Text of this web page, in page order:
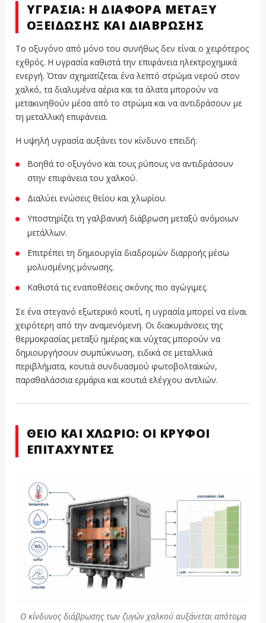
ΥΓΡΑΣΊΑ: Η ΔΙΑΦΟΡΆ ΜΕΤΑΞΎ
ΟΞΕΊΔΩΣΗΣ ΚΑΙ ΔΙΆΒΡΩΣΗΣ
Το οξυγόνο από μόνο του συνήθως δεν είναι ο χειρότερος
εχθρός. Η υγρασία καθιστά την επιφάνεια ηλεκτροχημικά
ενεργή. Όταν σχηματίζεται ένα λεπτό στρώμα νερού στον
χαλκό, τα διαλυμένα αέρια και τα άλατα μπορούν να
μετακινηθούν μέσα από το στρώμα και να αντιδράσουν με
τη μεταλλική επιφάνεια.
Η υψηλή υγρασία αυξάνει τον κίνδυνο επειδή:
Βοηθά το οξυγόνο και τους ρύπους να αντιδράσουν
στην επιφάνεια του χαλκού.
Διαλύει ενώσεις θείου και χλωρίου.
Υποστηρίζει τη γαλβανική διάβρωση μεταξύ ανόμοιων
μετάλλων.
Επιτρέπει τη δημιουργία διαδρομών διαρροής μέσω
μολυσμένης μόνωσης.
Καθιστά τις εναποθέσεις σκόνης πιο αγώγιμες.
Σε ένα στεγανό εξωτερικό κουτί, η υγρασία μπορεί να είναι
χειρότερη από την αναμενόμενη. Οι διακυμάνσεις της
θερμοκρασίας μεταξύ ημέρας και νύχτας μπορούν να
δημιουργήσουν συμπύκνωση, ειδικά σε μεταλλικά
περιβλήματα, κουτιά συνδυασμού φωτοβολταϊκών,
παραθαλάσσια ερμάρια και κουτιά ελέγχου αντλιών.
ΘΕΊΟ ΚΑΙ ΧΛΏΡΙΟ: ΟΙ ΚΡΥΦΟΊ
ΕΠΙΤΑΧΥΝΤΈΣ
Ο κίνδυνος διάβρωσης των ζυγών χαλκού αυξάνεται απότομα